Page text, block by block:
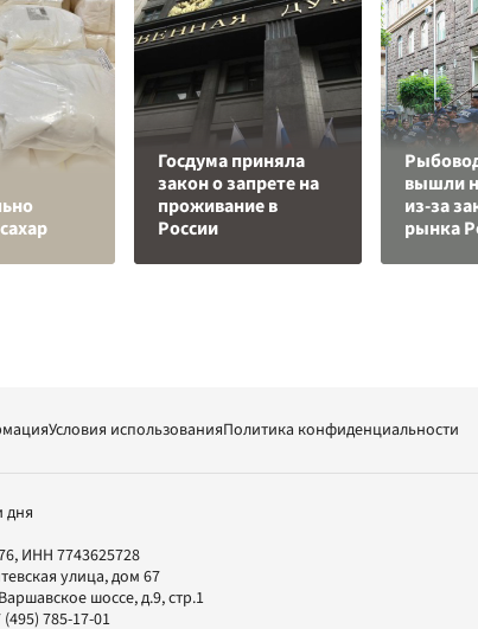
Госдума приняла
закон о запрете на
проживание в
России
вышли
из-за
рынка
Условия использованияПолитика конфиденциальности
дня
ИНН 7743625728
улица, дом 67
Варшавское шоссе, д.9, стр.1
(495) 785-17-01